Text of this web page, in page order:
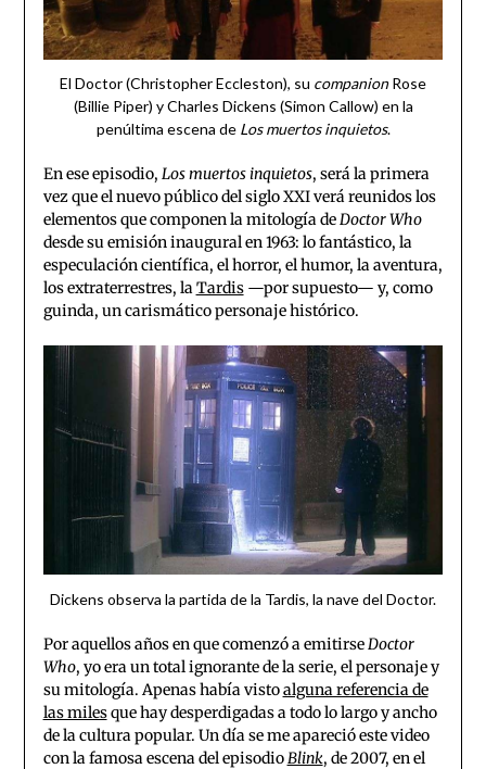
El Doctor (Christopher Eccleston), su companionRose
(Billie Piper) y Charles Dickens (Simon Callow) en la
penúltima escena de Los muertos inquietos.
En ese episodio, Los muertos inquietos, será la primera
vez que el nuevo público del siglo XXI verá reunidos los
elementos que componen la mitología deDoctor Who
desde su emisión inaugural en 1963: lo fantástico, la
especulación científica, el horror, el humor, la aventura,
los extraterrestres, laTardis—por supuesto— y, como
guinda, un carismático personaje histórico.
Dickens observa la partida de la Tardis, la nave del Doctor.
Por aquellos años en que comenzó a emitirseDoctor
Who, yo era un total ignorante de la serie, el personaje y
su mitología. Apenas había vistoalguna referencia de
las milesque hay desperdigadas a todo lo largo y ancho
de la cultura popular. Un día se me apareció este video
con la famosa escena del episodioBlink, de 2007, en el